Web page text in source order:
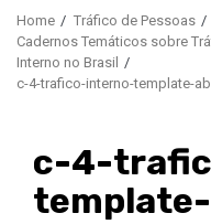
Home
Tráfico de Pessoas
Cadernos Temáticos sobre
Interno no Brasil
c-4-trafico-interno-template-
c-4-